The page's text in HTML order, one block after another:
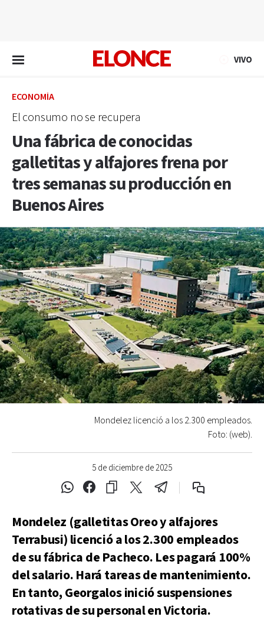
VIVO
ECONOMÍA
El consumo no se recupera
Una fábrica de conocidas
galletitas y alfajores frena por
tres semanas su producción en
Buenos Aires
5 de diciembre de 2025
Mondelez licenció a los 2.300 empleados.
Foto: (web).
Mondelez (galletitas Oreo y alfajores
Terrabusi) licenció a los 2.300 empleados
de su fábrica de Pacheco. Les pagará 100%
del salario. Hará tareas de mantenimiento.
En tanto, Georgalos inició suspensiones
rotativas de su personal en Victoria.